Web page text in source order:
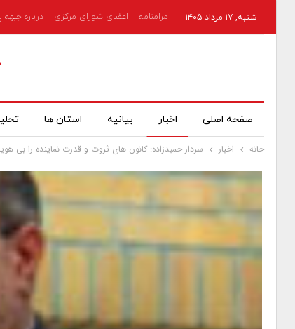
شنبه, ۱۷ مرداد ۱۴۰۵ مرامنامه اعضای شورای مرکزی درباره جبهه
صفحه اصلی اخبار بیانیه استان ها
خانه اخبار سردار حمیدزاده: کانون های ثروت و قدرت نماینده را بی